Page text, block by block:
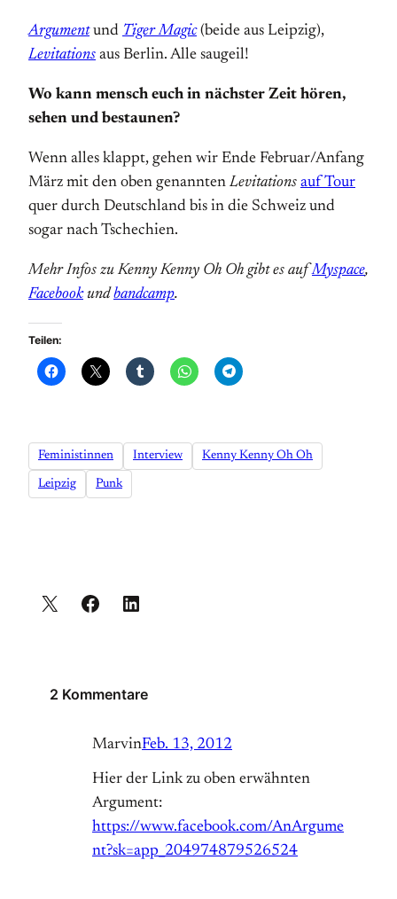
Argumentund Tiger Magic(beide aus Leipzig),
Levitations aus Berlin. Alle saugeil!
Wo kann mensch euch in nächster Zeit hören,
sehen und bestaunen?
Wenn alles klappt, gehen wir Ende Februar/Anfang
März mit den oben genannten Levitations auf Tour
quer durch Deutschland bis in die Schweiz und
sogar nach Tschechien.
Mehr Infos zu Kenny Kenny Oh Oh gibt es aufMyspace,
Facebookundbandcamp.
Teilen:
Feministinnen Interview Kenny Kenny Oh Oh
Leipzig Punk
2 Kommentare
MarvinFeb. 13, 2012
Hier der Link zu oben erwähnten
Argument:
https://www.facebook.com/AnArgume
nt?sk=app_204974879526524